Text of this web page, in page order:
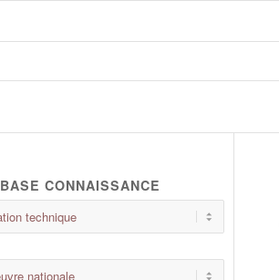
BASE CONNAISSANCE